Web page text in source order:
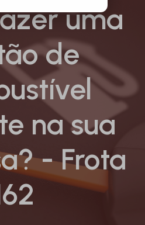
uma
de
na sua
- Frota